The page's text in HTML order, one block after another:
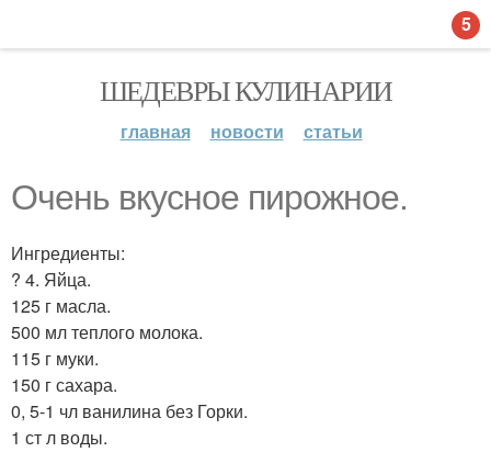
ШЕДЕВРЫ КУЛИНАРИИ
главная новости статьи
Очень вкусное пирожное.
Ингредиенты:
? 4. Яйца.
125 г масла.
500 мл теплого молока.
115 г муки.
150 г сахара.
0, 5-1 чл ванилина без Горки.
1 ст л воды.
5